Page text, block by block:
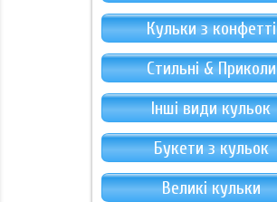
Кульки з конфетті
Стильні & Приколи
Інші види кульок
Букети з кульок
Великі кульки